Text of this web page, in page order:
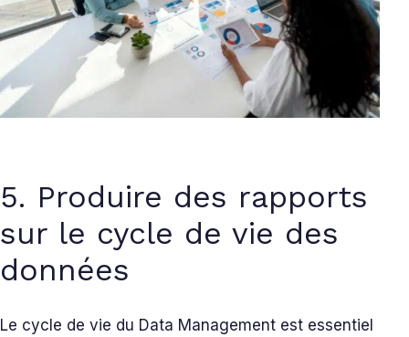
5. Produire des rapports
sur le cycle de vie des
données
Le cycle de vie du Data Management est essentiel